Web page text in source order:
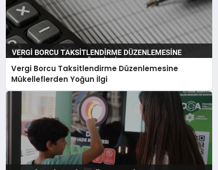
Vergi Borcu Taksitlendirme Düzenlemesine
Mükelleflerden Yoğun İlgi